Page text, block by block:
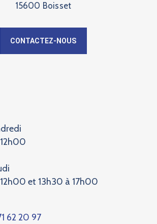
15600 Boisset
CONTACTEZ-NOUS
et 13h30 à 17h00
62 20 97